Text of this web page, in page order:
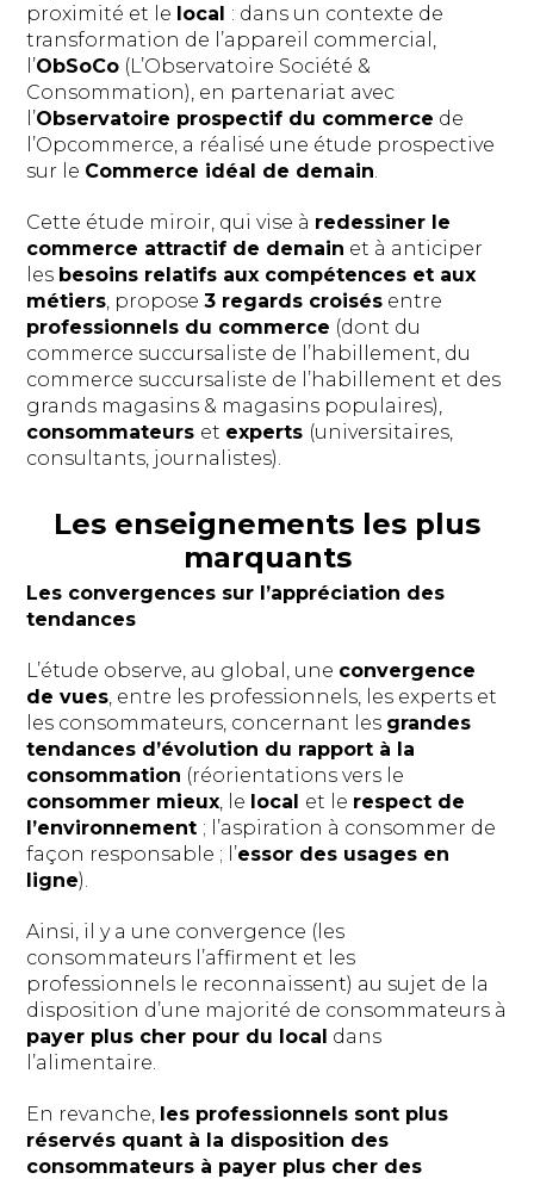
proximité et le local : dans un contexte de
transformation de l’appareil commercial,
l’ObSoCo (L’Observatoire Société &
Consommation), en partenariat avec
l’Observatoire prospectif du commerce de
l’Opcommerce, a réalisé une étude prospective
sur le Commerce idéal de demain
Cette étude miroir, qui vise à redessiner le
commerce attractif de demain et à anticiper
les besoins relatifs aux compétences et aux
métiers , propose3 regards croisés entre
professionnels du commerce (dont du
commerce succursaliste de l’habillement, du
commerce succursaliste de l’habillement et des
grands magasins & magasins populaires),
consommateurs et experts (universitaires,
consultants, journalistes).
Les enseignements les plus
marquants
Les convergences sur l’appréciation des
tendances
L’étude observe, au global, une convergence
de vues , entre les professionnels, les experts et
les consommateurs, concernant les grandes
tendances d’évolution du rapport à la
consommation (réorientations vers le
consommer mieux , le local et le respect de
l’environnement ; l’aspiration à consommer de
façon responsable ; l’essor des usages en
ligne).
Ainsi, il y a une convergence (les
consommateurs l’affirment et les
professionnels le reconnaissent) au sujet de la
disposition d’une majorité de consommateurs à
payer plus cher pour du local dans
l’alimentaire.
En revanche, les professionnels sont plus
réservés quant à la disposition des
consommateurs à payer plus cher des